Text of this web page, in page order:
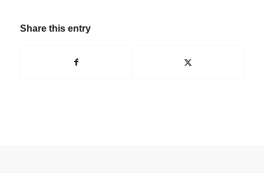
Share this entry